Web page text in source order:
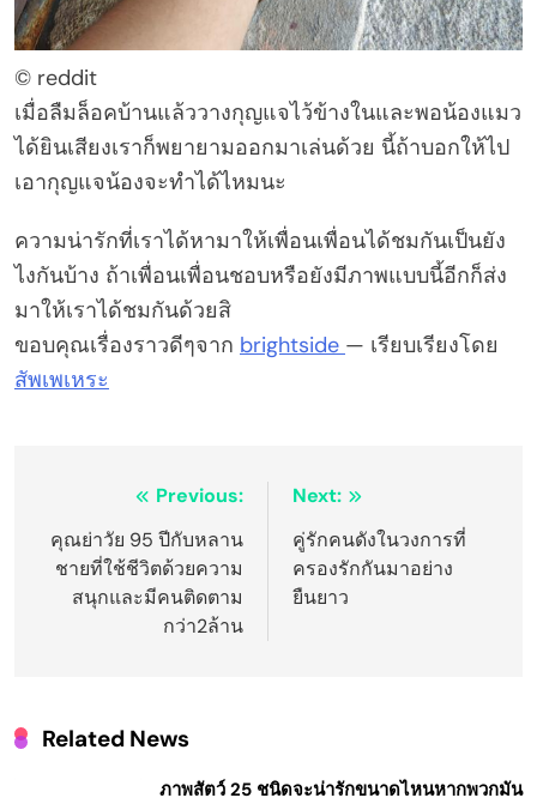
© reddit
เมื่อลืมล็อคบ้านแล้ววางกุญแจไว้ข้างในและพอน้องแมว
ได้ยินเสียงเราก็พยายามออกมาเล่นด้วย นี้ถ้าบอกให้ไป
เอากุญแจน้องจะทำได้ไหมนะ
ความน่ารักที่เราได้หามาให้เพื่อนเพื่อนได้ชมกันเป็นยัง
ไงกันบ้าง ถ้าเพื่อนเพื่อนชอบหรือยังมีภาพแบบนี้อีกก็ส่ง
มาให้เราได้ชมกันด้วยสิ
ขอบคุณเรื่องราวดีๆจาก brightside — เรียบเรียงโดย
สัพเพเหระ
navigation
Previous:
คุณย่าวัย 95 ปีกับหลาน
ชายที่ใช้ชีวิตด้วยความ
สนุกและมีคนติดตาม
กว่า2ล้าน
Next:
คู่รักคนดังในวงการที่
ครองรักกันมาอย่าง
ยืนยาว
Related News
ภาพสัตว์ 25 ชนิดจะน่ารักขนาดไหนหากพวกมัน